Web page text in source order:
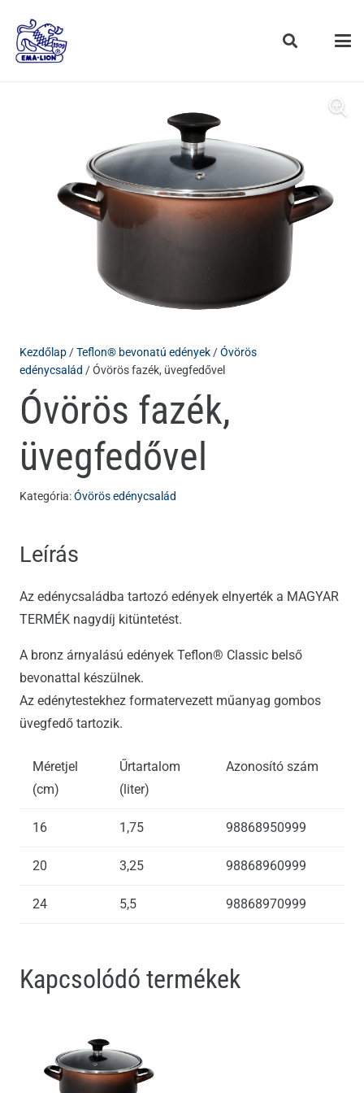
Kezdőlap/Teflon® bevonatú edények/Óvörös
edénycsalád / Óvörös fazék, üvegfedővel
Óvörös fazék,
üvegfedővel
Kategória:Óvörös edénycsalád
Leírás
Az edénycsaládba tartozó edények elnyerték a MAGYAR
TERMÉK nagydíj kitüntetést.
A bronz árnyalású edények Teflon® Classic belső
bevonattal készülnek.
Az edénytestekhez formatervezett műanyag gombos
üvegfedő tartozik.
Méretjel
(cm)
Űrtartalom
(liter)
Azonosító szám
16 1,75 98868950999
20 3,25 98868960999
24 5,5 98868970999
Kapcsolódó termékek